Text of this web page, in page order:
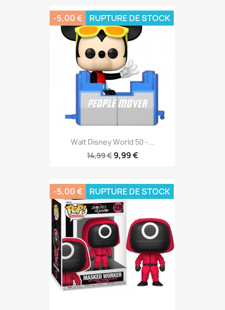
Walt Disney World 50 -...
14,99 € 9,99 €
-5,00 € RUPTURE DE STOCK
-5,00 € RUPTURE DE STOCK